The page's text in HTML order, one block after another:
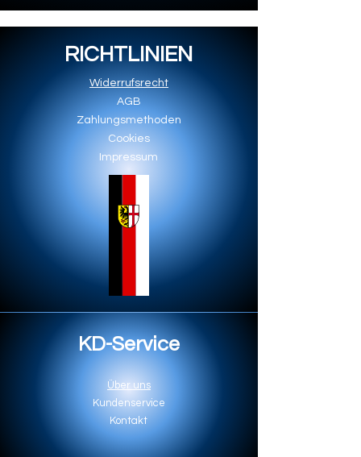
RICHTLINIEN
Widerrufsrecht
AGB
Zahlungsmethoden
Cookies
Impressum
KD-Service
Über uns
Kundenservice
Kontakt